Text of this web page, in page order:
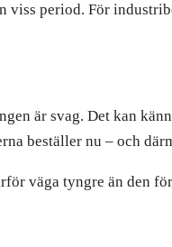
viss period. För
är svag. Det kan
beställer nu – och
väga tyngre än den